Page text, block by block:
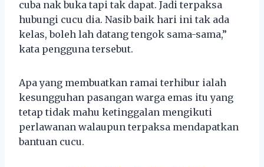
cuba nak buka tapi tak dapat. Jadi terpaksa
hubungi cucu dia. Nasib baik hari ini tak ada
kelas, boleh lah datang tengok sama-sama,”
kata pengguna tersebut.
Apa yang membuatkan ramai terhibur ialah
kesungguhan pasangan warga emas itu yang
tetap tidak mahu ketinggalan mengikuti
perlawanan walaupun terpaksa mendapatkan
bantuan cucu.